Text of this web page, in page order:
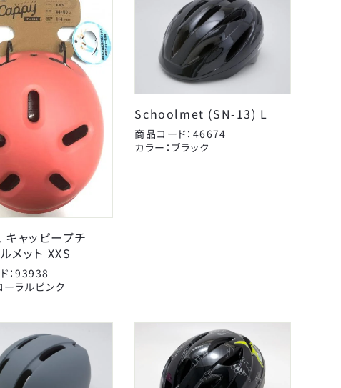
ペダル
ヘルメット
レイン用品
工具
変速・外装
ケミカル
ライト・反射板
カミオジャパン
サギサカオリジナル
シンコー
パナソニックサイクルテ
ック
ユニコ
呉工業
扇工業
日本反射器工業
こげーる
キャッピープチ
メット XXS
：93938
ーラルピンク
Schoolmet (SN-13) L
商品コード：46674
カラー：ブラック